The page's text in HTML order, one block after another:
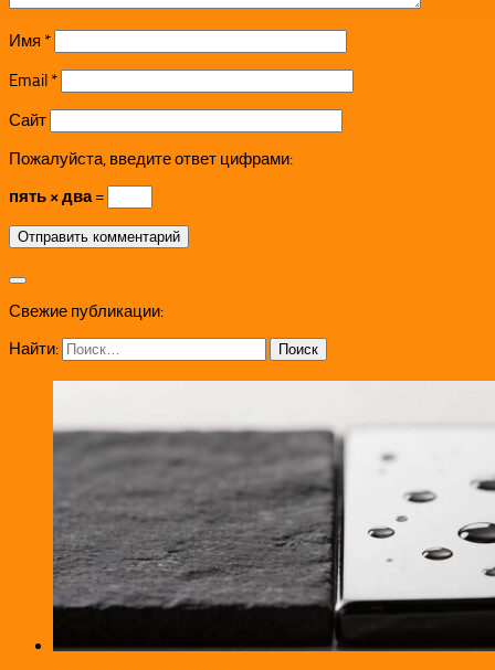
Имя *
Email *
Сайт
Пожалуйста, введите ответ цифрами:
пять × два =
Свежие публикации:
Найти: